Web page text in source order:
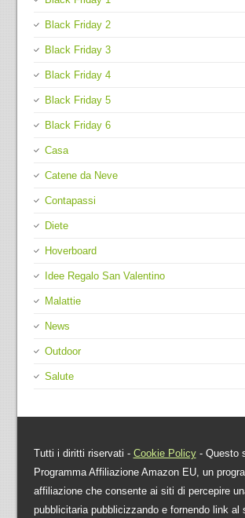
Black Friday 2
Black Friday 3
Black Friday 4
Black Friday 5
Black Friday 6
Casa
Catene da Neve
Contapassi
Diete
Hoverboard
Idee Regalo San Valentino
Malattie
News
Outdoor
Salute
Tutti i diritti riservati - Cookie Policy- Questo
Programma Affiliazione Amazon EU, un
affiliazione che consente ai siti di percepire
pubblicitaria pubblicizzando e fornendo link al